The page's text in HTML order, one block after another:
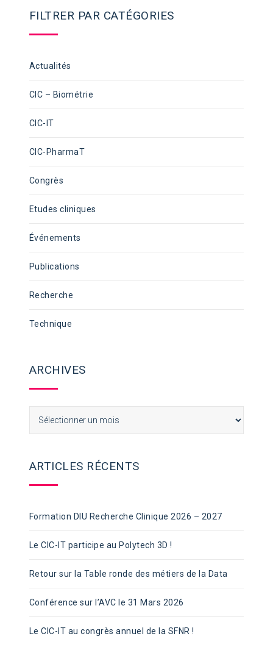
FILTRER PAR CATÉGORIES
Actualités
CIC – Biométrie
CIC-IT
CIC-PharmaT
Congrès
Etudes cliniques
Événements
Publications
Recherche
Technique
ARCHIVES
ARTICLES RÉCENTS
Formation DIU Recherche Clinique 2026 – 2027
Le CIC-IT participe au Polytech 3D !
Retour sur la Table ronde des métiers de la Data
Conférence sur l’AVC le 31 Mars 2026
Le CIC-IT au congrès annuel de la SFNR !